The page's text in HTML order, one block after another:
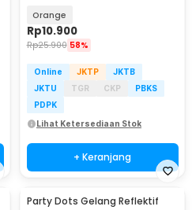
Orange
Rp10.900
Rp25.900 58%
Online JKTP
JKTB
JKTU
TGR CKP
PBKS
PDPK
Lihat Ketersediaan Stok
+ Keranjang
Party Dots Gelang Reflektif